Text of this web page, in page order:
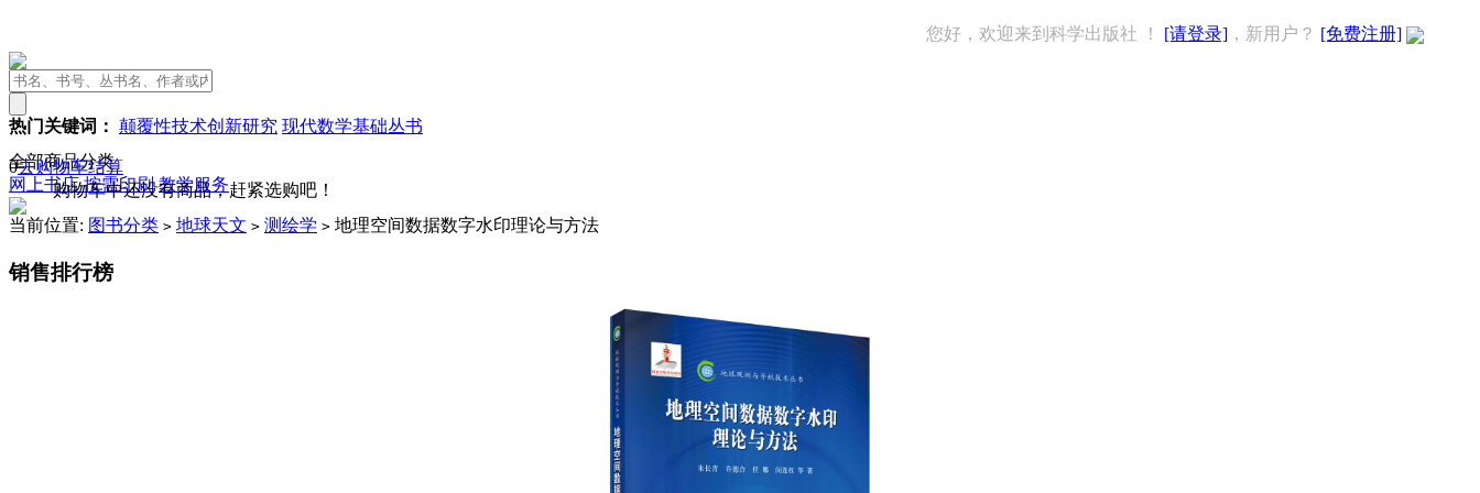
您好，欢迎来到科学出版社 ！ [请登录] ，新用户？ [免费注册]
热门关键词： 颠覆性技术创新研究 现代数学基础丛书
0去购物车结算
购物车中还没有商品，赶紧选购吧！
全部商品分类
网上书店按需印刷 教学服务
当前位置: 图书分类 > 地球天文 > 测绘学 > 地理空间数据数字水印理论与方法
销售排行榜